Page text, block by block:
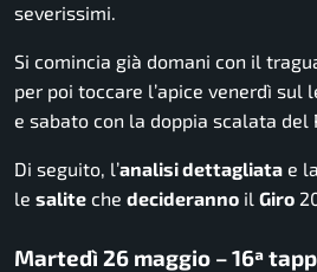
severissimi.
Si comincia già domani con il
per poi toccare l’apice venerdì sul
e sabato con la doppia scalata del
Di seguito, l’analisi dettagliata e
le salite che decideranno il Giro
Martedì 26 maggio – 16ª